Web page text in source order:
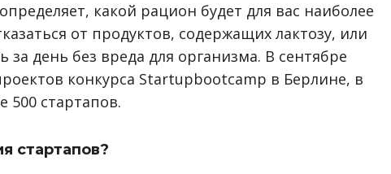
какой рацион будет для вас наиболее
от продуктов, содержащих лактозу, или
день без вреда для организма. В сентябре
конкурса Startupbootcamp в Берлине, в
500 стартапов.
стартапов?